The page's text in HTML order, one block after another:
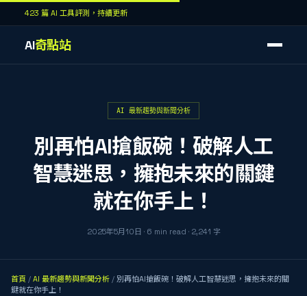
423 篇 AI 工具評測，持續更新
AI奇點站
AI 最新趨勢與新聞分析
別再怕AI搶飯碗！破解人工
智慧迷思，擁抱未來的關鍵
就在你手上！
2025年5月10日 · 6 min read · 2,241 字
首頁 / AI 最新趨勢與新聞分析 / 別再怕AI搶飯碗！破解人工智慧迷思，擁抱未來的關
鍵就在你手上！